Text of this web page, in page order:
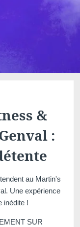
&
:
au Martin's
Une expérience
inédite !
SUR
All Suites